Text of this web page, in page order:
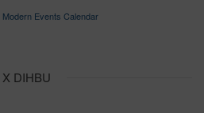
Modern Events Calendar
X DIHBU